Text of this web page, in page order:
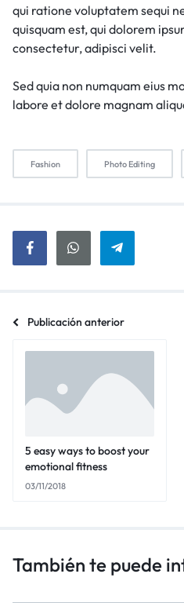
qui ratione voluptatem sequi
quisquam est, qui dolorem
consectetur, adipisci velit.
Sed quia non numquam eius
labore et dolore magnam
Fashion Photo Editing
Publicación anterior
5 easy ways to boost your
emotional fitness
03/11/2018
También te puede